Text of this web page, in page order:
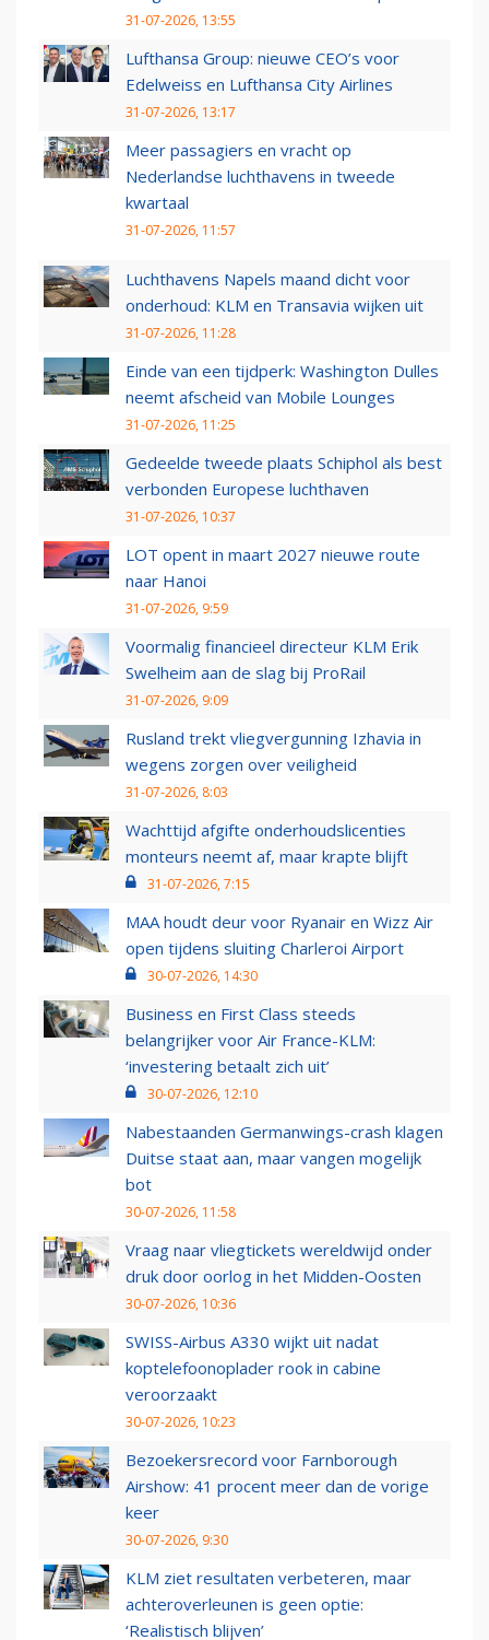
31-07-2026, 13:55
Lufthansa Group: nieuwe CEO’s voor
Edelweiss en Lufthansa City Airlines
31-07-2026, 13:17
Meer passagiers en vracht op
Nederlandse luchthavens in tweede
kwartaal
31-07-2026, 11:57
Luchthavens Napels maand dicht voor
onderhoud: KLM en Transavia wijken uit
31-07-2026, 11:28
Einde van een tijdperk: Washington Dulles
neemt afscheid van Mobile Lounges
31-07-2026, 11:25
Gedeelde tweede plaats Schiphol als best
verbonden Europese luchthaven
31-07-2026, 10:37
LOT opent in maart 2027 nieuwe route
naar Hanoi
31-07-2026, 9:59
Voormalig financieel directeur KLM Erik
Swelheim aan de slag bij ProRail
31-07-2026, 9:09
Rusland trekt vliegvergunning Izhavia in
wegens zorgen over veiligheid
31-07-2026, 8:03
Wachttijd afgifte onderhoudslicenties
monteurs neemt af, maar krapte blijft
31-07-2026, 7:15
MAA houdt deur voor Ryanair en Wizz Air
open tijdens sluiting Charleroi Airport
30-07-2026, 14:30
Business en First Class steeds
belangrijker voor Air France-KLM:
‘investering betaalt zich uit’
30-07-2026, 12:10
Nabestaanden Germanwings-crash klagen
Duitse staat aan, maar vangen mogelijk
bot
30-07-2026, 11:58
Vraag naar vliegtickets wereldwijd onder
druk door oorlog in het Midden-Oosten
30-07-2026, 10:36
SWISS-Airbus A330 wijkt uit nadat
koptelefoonoplader rook in cabine
veroorzaakt
30-07-2026, 10:23
Bezoekersrecord voor Farnborough
Airshow: 41 procent meer dan de vorige
keer
30-07-2026, 9:30
KLM ziet resultaten verbeteren, maar
achteroverleunen is geen optie:
‘Realistisch blijven’